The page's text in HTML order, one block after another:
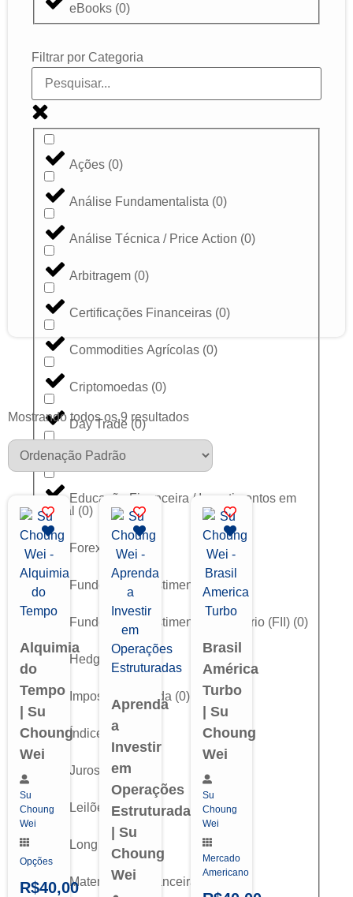
eBooks (0)
Filtrar por Categoria
Ações (0)
Análise Fundamentalista (0)
Análise Técnica / Price Action (0)
Arbitragem (0)
Certificações Financeiras (0)
Commodities Agrícolas (0)
Criptomoedas (0)
Day Trade (0)
Dólar(0)
Educação Financeira / Investimentos em
Geral (0)
Forex )
Fundos de Investimento(
Fundos de Investimento Imobiliário (FII) (0)
Hedge )
Imposto de Renda (0)
Índice 0)
Juros (DI)(
Leilões(0)
Long & Short
Matemática Financeira
Mostrando todos os 9 resultados
Alquimia
do
Tempo
| Su
Choung
Wei
Su
Choung
Wei
Opções
R$40,00
Aprenda
a
Investir
em
Operações
Estruturadas
| Su
Choung
Wei
Brasil
América
Turbo
| Su
Choung
Wei
Su
Choung
Wei
Mercado
Americano